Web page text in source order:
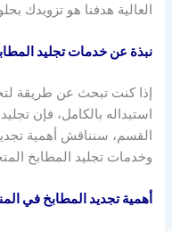
العالية هدفنا هو تزويدك
نبذة عن خدمات تجليد
إذا كنت تبحث عن طريقة
استبداله بالكامل، فإن
القسم، سنناقش أهمية
وخدمات تجليد المطابخ
أهمية تجديد المطابخ في